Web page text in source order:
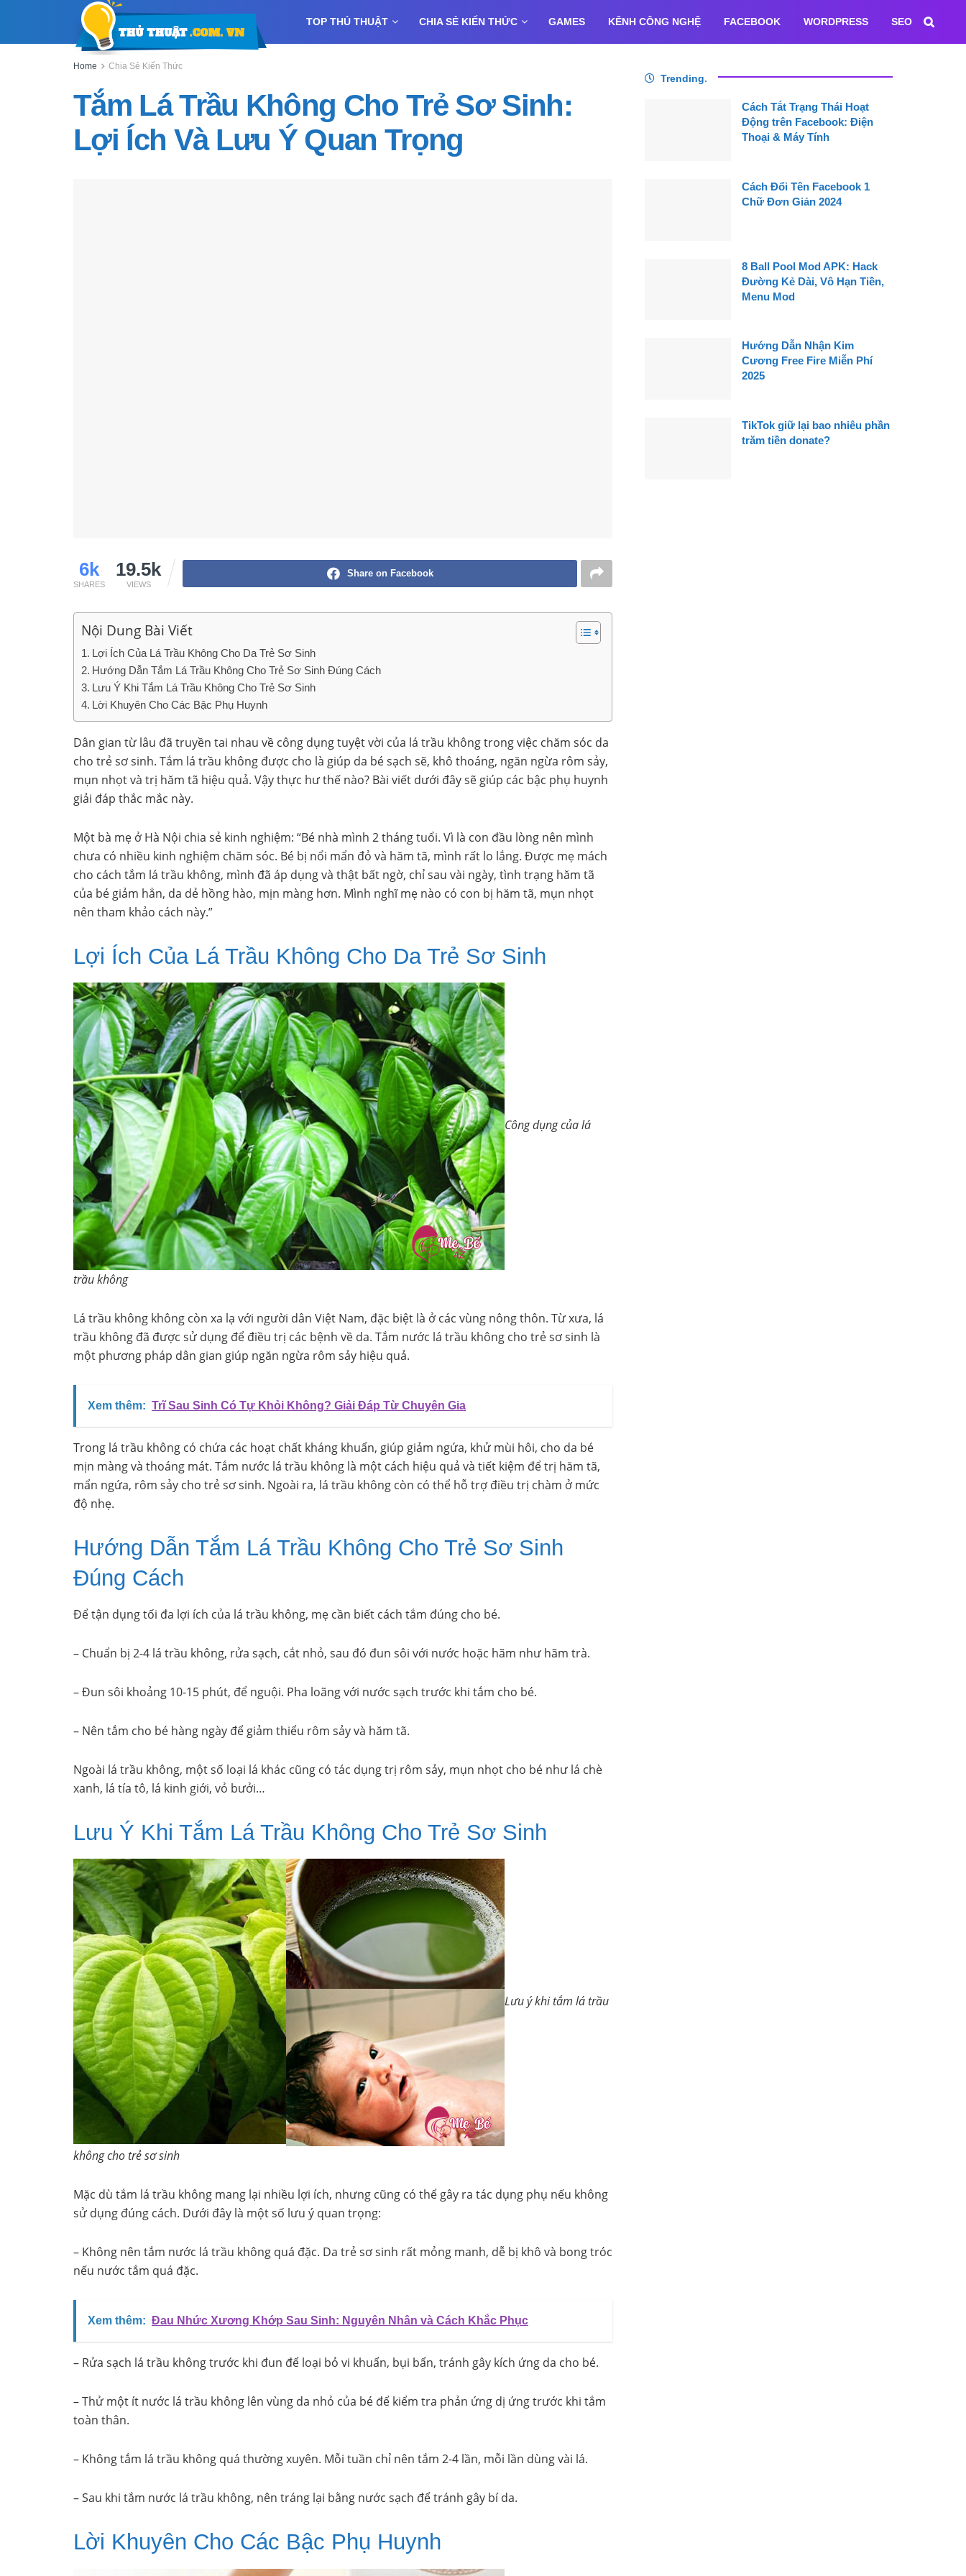
TOP THỦ THUẬT CHIA SẺ KIẾN THỨC GAMES KÊNH CÔNG NGHỆ FACEBOOK WORDPRESS SEO
Home Chia Sẻ Kiến Thức
Tắm Lá Trầu Không Cho Trẻ Sơ Sinh:
Lợi Ích Và Lưu Ý Quan Trọng
6k
SHARES
19.5k
VIEWS
Share on Facebook
Nội Dung Bài Viết
Lợi Ích Của Lá Trầu Không Cho Da Trẻ Sơ Sinh
Hướng Dẫn Tắm Lá Trầu Không Cho Trẻ Sơ Sinh Đúng Cách
Lưu Ý Khi Tắm Lá Trầu Không Cho Trẻ Sơ Sinh
Lời Khuyên Cho Các Bậc Phụ Huynh
Dân gian từ lâu đã truyền tai nhau về công dụng tuyệt vời của lá trầu không trong việc chăm sóc da
cho trẻ sơ sinh. Tắm lá trầu không được cho là giúp da bé sạch sẽ, khô thoáng, ngăn ngừa rôm sảy,
mụn nhọt và trị hăm tã hiệu quả. Vậy thực hư thế nào? Bài viết dưới đây sẽ giúp các bậc phụ huynh
giải đáp thắc mắc này.
Một bà mẹ ở Hà Nội chia sẻ kinh nghiệm: “Bé nhà mình 2 tháng tuổi. Vì là con đầu lòng nên mình
chưa có nhiều kinh nghiệm chăm sóc. Bé bị nổi mẩn đỏ và hăm tã, mình rất lo lắng. Được mẹ mách
cho cách tắm lá trầu không, mình đã áp dụng và thật bất ngờ, chỉ sau vài ngày, tình trạng hăm tã
của bé giảm hẳn, da dẻ hồng hào, mịn màng hơn. Mình nghĩ mẹ nào có con bị hăm tã, mụn nhọt
nên tham khảo cách này.”
Lợi Ích Của Lá Trầu Không Cho Da Trẻ Sơ Sinh
Công dụng của lá
trầu không
Lá trầu không không còn xa lạ với người dân Việt Nam, đặc biệt là ở các vùng nông thôn. Từ xưa, lá
trầu không đã được sử dụng để điều trị các bệnh về da. Tắm nước lá trầu không cho trẻ sơ sinh là
một phương pháp dân gian giúp ngăn ngừa rôm sảy hiệu quả.
Xem thêm: Trĩ Sau Sinh Có Tự Khỏi Không? Giải Đáp Từ Chuyên Gia
Trong lá trầu không có chứa các hoạt chất kháng khuẩn, giúp giảm ngứa, khử mùi hôi, cho da bé
mịn màng và thoáng mát. Tắm nước lá trầu không là một cách hiệu quả và tiết kiệm để trị hăm tã,
mẩn ngứa, rôm sảy cho trẻ sơ sinh. Ngoài ra, lá trầu không còn có thể hỗ trợ điều trị chàm ở mức
độ nhẹ.
Hướng Dẫn Tắm Lá Trầu Không Cho Trẻ Sơ Sinh
Đúng Cách
Để tận dụng tối đa lợi ích của lá trầu không, mẹ cần biết cách tắm đúng cho bé.
– Chuẩn bị 2-4 lá trầu không, rửa sạch, cắt nhỏ, sau đó đun sôi với nước hoặc hãm như hãm trà.
– Đun sôi khoảng 10-15 phút, để nguội. Pha loãng với nước sạch trước khi tắm cho bé.
– Nên tắm cho bé hàng ngày để giảm thiểu rôm sảy và hăm tã.
Ngoài lá trầu không, một số loại lá khác cũng có tác dụng trị rôm sảy, mụn nhọt cho bé như lá chè
xanh, lá tía tô, lá kinh giới, vỏ bưởi…
Lưu Ý Khi Tắm Lá Trầu Không Cho Trẻ Sơ Sinh
Lưu ý khi tắm lá trầu
không cho trẻ sơ sinh
Mặc dù tắm lá trầu không mang lại nhiều lợi ích, nhưng cũng có thể gây ra tác dụng phụ nếu không
sử dụng đúng cách. Dưới đây là một số lưu ý quan trọng:
– Không nên tắm nước lá trầu không quá đặc. Da trẻ sơ sinh rất mỏng manh, dễ bị khô và bong tróc
nếu nước tắm quá đặc.
Xem thêm: Đau Nhức Xương Khớp Sau Sinh: Nguyên Nhân và Cách Khắc Phục
– Rửa sạch lá trầu không trước khi đun để loại bỏ vi khuẩn, bụi bẩn, tránh gây kích ứng da cho bé.
– Thử một ít nước lá trầu không lên vùng da nhỏ của bé để kiểm tra phản ứng dị ứng trước khi tắm
toàn thân.
– Không tắm lá trầu không quá thường xuyên. Mỗi tuần chỉ nên tắm 2-4 lần, mỗi lần dùng vài lá.
– Sau khi tắm nước lá trầu không, nên tráng lại bằng nước sạch để tránh gây bí da.
Lời Khuyên Cho Các Bậc Phụ Huynh
Trending.
Cách Tắt Trạng Thái Hoạt
Động trên Facebook: Điện
Thoại & Máy Tính
Cách Đổi Tên Facebook 1
Chữ Đơn Giản 2024
8 Ball Pool Mod APK: Hack
Đường Kẻ Dài, Vô Hạn Tiền,
Menu Mod
Hướng Dẫn Nhận Kim
Cương Free Fire Miễn Phí
2025
TikTok giữ lại bao nhiêu phần
trăm tiền donate?